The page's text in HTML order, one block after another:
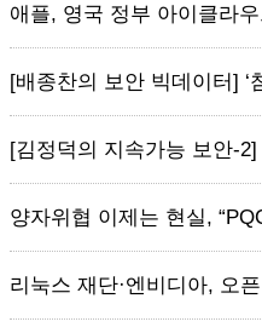
애플, 영국 정부 아이클라
[배종찬의 보안 빅데이터] ‘
[김정덕의 지속가능 보안-
양자위협 이제는 현실,
리눅스 재단·엔비디아, 오